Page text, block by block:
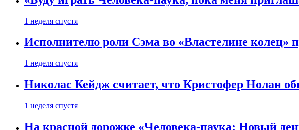
1 неделя спустя
Исполнителю роли Сэма во «Властелине колец»
1 неделя спустя
Николас Кейдж считает, что Кристофер Нолан
1 неделя спустя
На красной дорожке «Человека-паука: Новый